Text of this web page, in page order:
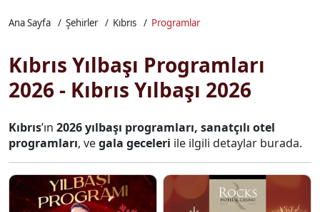
Ana Sayfa Şehirler Kıbrıs Programlar
Kıbrıs Yılbaşı Programları
2026 - Kıbrıs Yılbaşı 2026
Kıbrıs’ın 2026 yılbaşı programları, sanatçılı otel
programları, vegala geceleri ile ilgili detaylar burada.